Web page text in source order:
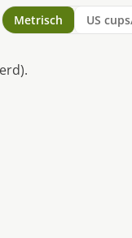
Metrisch US